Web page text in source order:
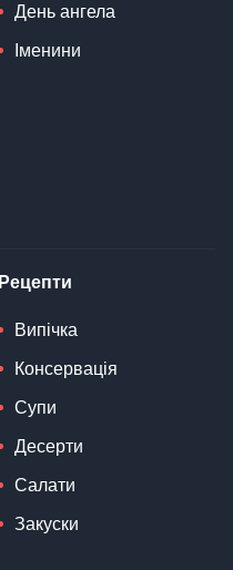
День ангела
Іменини
Рецепти
Випічка
Консервація
Супи
Десерти
Салати
Закуски